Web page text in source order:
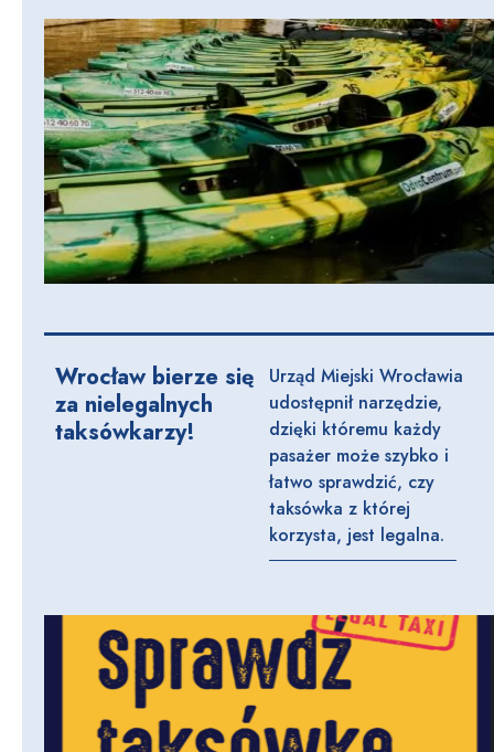
Wrocław bierze się
za nielegalnych
taksówkarzy!
Urząd Miejski Wrocławia
udostępnił narzędzie,
dzięki któremu każdy
pasażer może szybko i
łatwo sprawdzić, czy
taksówka z której
korzysta, jest legalna.